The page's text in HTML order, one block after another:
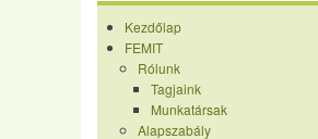
Kezdőlap
FEMIT
Rólunk
Tagjaink
Munkatársak
Alapszabály